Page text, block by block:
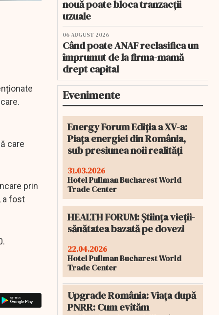
care
prin
a fost
nouă poate bloca tranzacții
uzuale
06 AUGUST 2026
Când poate ANAF reclasifica un
împrumut de la firma-mamă
drept capital
Evenimente
Energy Forum Ediția a XV-a:
Piața energiei din România,
sub presiunea noii realități
31.03.2026
Hotel Pullman Bucharest World
Trade Center
HEALTH FORUM: Știința vieții-
sănătatea bazată pe dovezi
22.04.2026
Hotel Pullman Bucharest World
Trade Center
Upgrade România: Viața după
PNRR: Cum evităm